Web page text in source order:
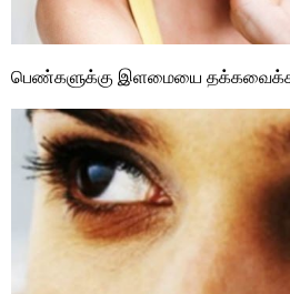
பெண்களுக்கு இளமையை தக்கவைக்க